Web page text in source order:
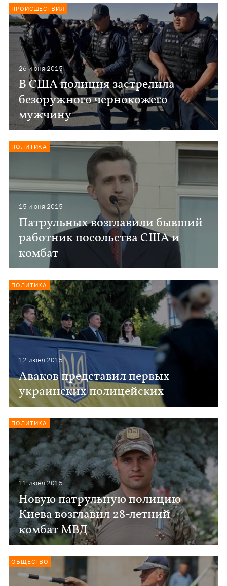
26 июня 2015
В США полиция застрелила
безоружного чернокожего
мужчину
ПРОИСШЕСТВИЯ
15 июня 2015
Патрульных возглавили бывший
работник посольства США и
комбат
ПОЛИТИКА
12 июня 2015
Аваков представил первых
украинских полицейских
ПОЛИТИКА
11 июня 2015
Новую патрульную полицию
Киева возглавил 28-летний
комбат МВД
ПОЛИТИКА
ОБЩЕСТВО